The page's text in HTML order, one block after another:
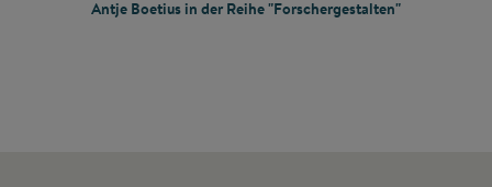
Mehr Informationen
Antje Boetius in der Reihe "Forschergestalten"